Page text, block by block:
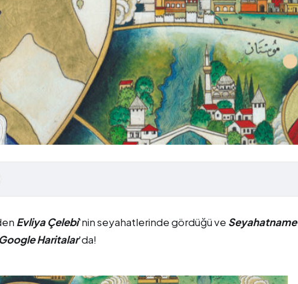
Evliya Çelebi'nin seyahatlerinde gördüğü ve Seyahatname
Google Haritalar'da!